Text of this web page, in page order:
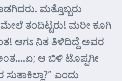
ಮತ್ತೊಬ್ಬರು
ತಂದಿಟ್ಟರು! ಮರೀ ಕೂಗಿ
ಆಗಽ ನಿತ ತಿಳಿದಿದ್ದೆ ಅವರ
ಅ೦ತ….ಏ; ಆ ಬಿಳಿ ಟೊಪ್ಪಗೀ
ಎಂದು